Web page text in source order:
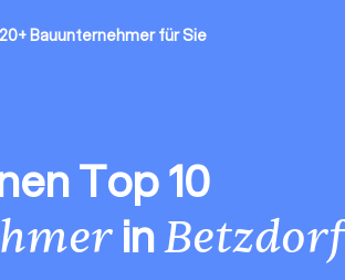
Bauunternehmer für Sie
Top 10
inBetzdorf